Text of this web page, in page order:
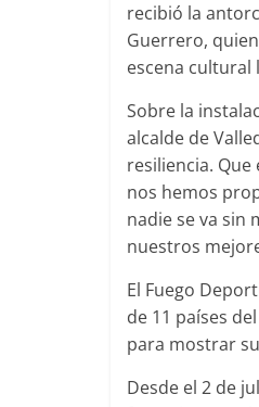
recibió la
Guerrero,
escena cultural
Sobre la
alcalde de
resiliencia.
nos hemos
nadie se va sin
nuestros
El Fuego
de 11 países
para mostrar
Desde el 2 de